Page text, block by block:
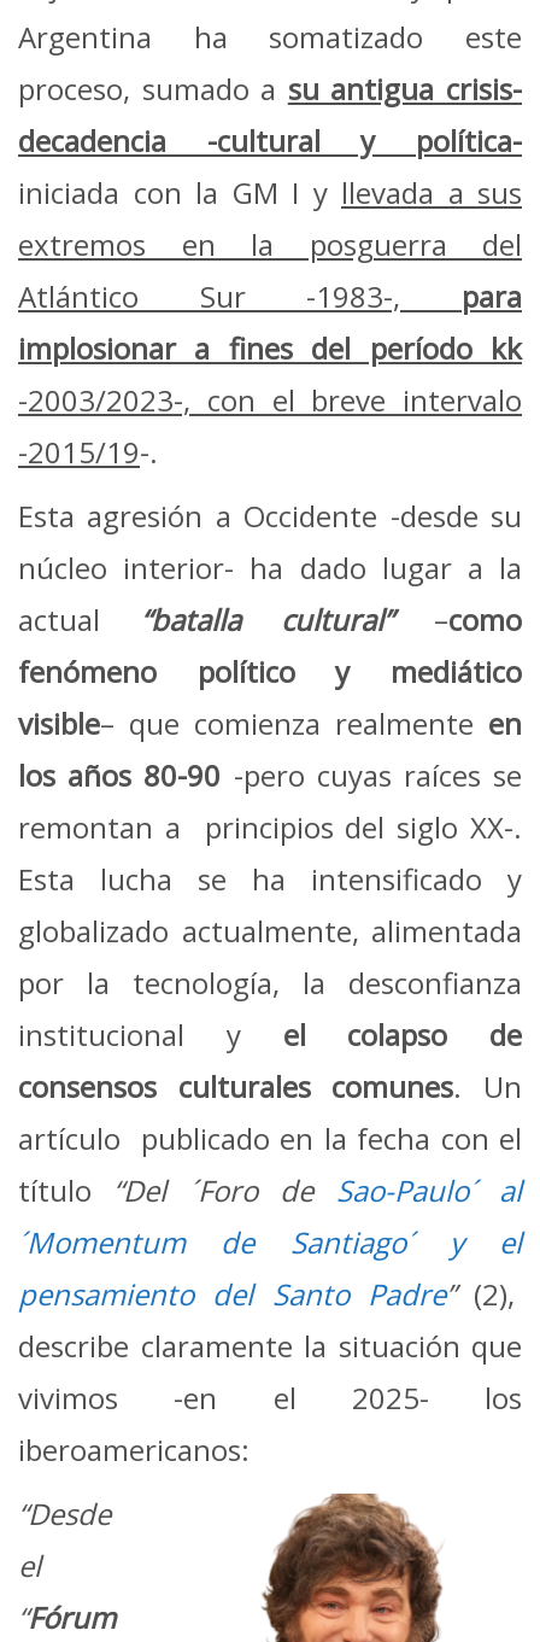
Argentina ha somatizado este
proceso, sumado a su antigua crisis-
decadencia -cultural y política-
iniciada con la GM I y llevada a sus
extremos en la posguerra del
Atlántico Sur -1983-, para
implosionar a fines del período kk
-2003/2023-, con el breve intervalo
-2015/19-.
Esta agresión a Occidente -desde su
núcleo interior- ha dado lugar a la
actual
“batalla cultural”–como
fenómeno político y mediático
visible– que comienza realmente en
los años 80-90 -pero cuyas raíces se
remontan a principios del siglo XX-.
Esta lucha se ha intensificado y
globalizado actualmente, alimentada
por la tecnología, la desconfianza
institucional y el colapso de
consensos culturales comunes. Un
artículo publicado en la fecha con el
título “Del ´Foro de Sao-Paulo´ al
´Momentum de Santiago´ y el
pensamiento del Santo Padre”(2),
describe claramente la situación que
vivimos -en el 2025- los
iberoamericanos:
“Desde
el
“Fórum